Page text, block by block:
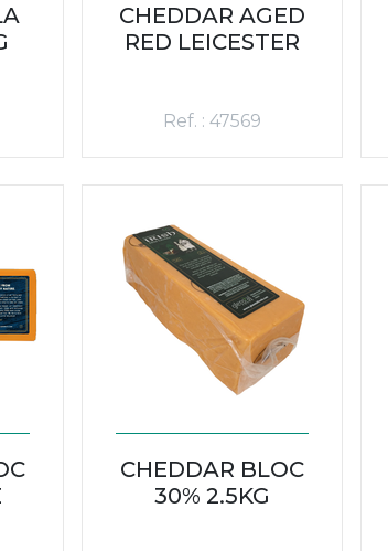
CHEDDAR AGED
RED LEICESTER
Ref. : 47569
CHEDDAR BLOC
30% 2.5KG